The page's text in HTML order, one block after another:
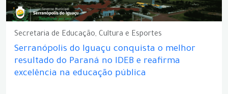
Secretaria de Educação, Cultura e Esportes
Serranópolis do Iguaçu conquista o melhor
resultado do Paraná no IDEB e reafirma
excelência na educação pública